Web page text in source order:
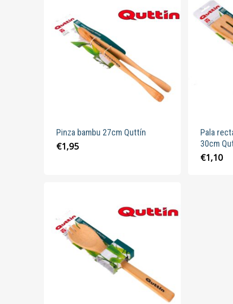
Pinza bambu 27cm Quttín
€1,95
Pala
30cm
€1,10